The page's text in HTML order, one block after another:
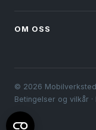
OM OSS
© 2026
Betingelser og vilkår ·